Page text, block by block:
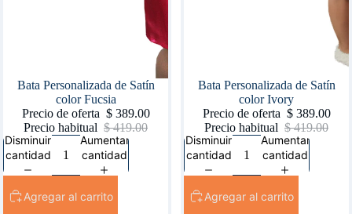
Oferta
Bata Personalizada de Satín
color Fucsia
Precio de oferta $ 389.00
Precio habitual $ 419.00
Disminuir
cantidad
Aumentar
cantidad
Agregar al carrito
Oferta
Bata Personalizada de Satín
color Ivory
Precio de oferta $ 389.00
Precio habitual $ 419.00
Disminuir
cantidad
Aumentar
cantidad
Agregar al carrito